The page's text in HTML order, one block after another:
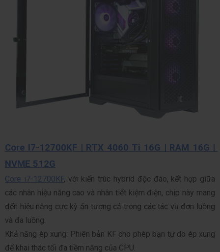
Core I7-12700KF | RTX 4060 Ti 16G | RAM 16G |
NVME 512G
Core i7-12700KF, với kiến trúc hybrid độc đáo, kết hợp giữa
các nhân hiệu năng cao và nhân tiết kiệm điện, chip này mang
đến hiệu năng cực kỳ ấn tượng cả trong các tác vụ đơn luồng
và đa luồng.
Khả năng ép xung: Phiên bản KF cho phép bạn tự do ép xung
để khai thác tối đa tiềm năng của CPU.